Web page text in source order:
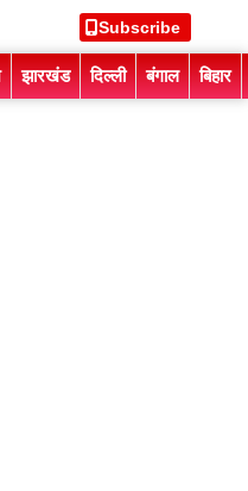
Subscribe
झारखंड दिल्ली बंगाल बिहार